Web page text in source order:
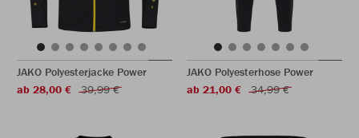
JAKO Polyesterjacke Power
ab 28,00 €
39,99 €
JAKO Polyesterhose Power
ab 21,00 €
34,99 €